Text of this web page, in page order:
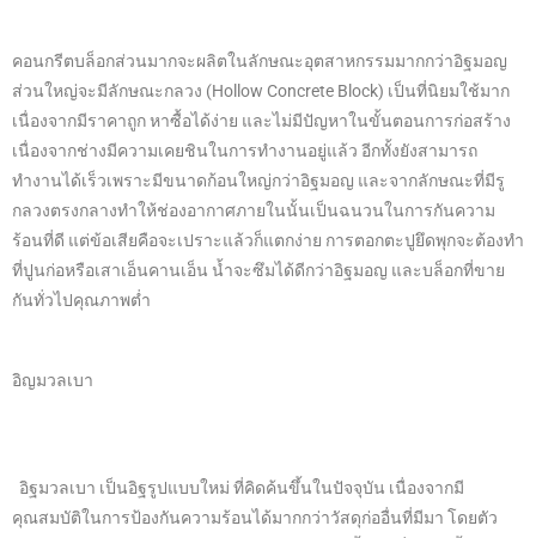
คอนกรีตบล็อกส่วนมากจะผลิตในลักษณะอุตสาหกรรมมากกว่าอิฐมอญ
ส่วนใหญ่จะมีลักษณะกลวง (Hollow Concrete Block) เป็นที่นิยมใช้มาก
เนื่องจากมีราคาถูก หาซื้อได้ง่าย และไม่มีปัญหาในขั้นตอนการก่อสร้าง
เนื่องจากช่างมีความเคยชินในการทำงานอยู่แล้ว อีกทั้งยังสามารถ
ทำงานได้เร็วเพราะมีขนาดก้อนใหญ่กว่าอิฐมอญ และจากลักษณะที่มีรู
กลวงตรงกลางทำให้ช่องอากาศภายในนั้นเป็นฉนวนในการกันความ
ร้อนที่ดี แต่ข้อเสียคือจะเปราะแล้วก็แตกง่าย การตอกตะปูยึดพุกจะต้องทำ
ที่ปูนก่อหรือเสาเอ็นคานเอ็น น้ำจะซึมได้ดีกว่าอิฐมอญ และบล็อกที่ขาย
กันทั่วไปคุณภาพต่ำ
อิญมวลเบา
อิฐมวลเบา เป็นอิฐรูปแบบใหม่ ที่คิดค้นขึ้นในปัจจุบัน เนื่องจากมี
คุณสมบัติในการป้องกันความร้อนได้มากกว่าวัสดุก่ออื่นที่มีมา โดยตัว